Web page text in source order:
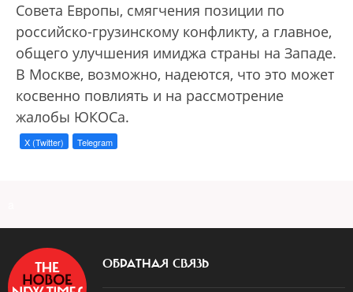
Совета Европы, смягчения позиции по
российско-грузинскому конфликту, а главное,
общего улучшения имиджа страны на Западе.
В Москве, возможно, надеются, что это может
косвенно повлиять и на рассмотрение
жалобы ЮКОСа.
X (Twitter) Telegram
ОБРАТНАЯ СВЯЗЬ